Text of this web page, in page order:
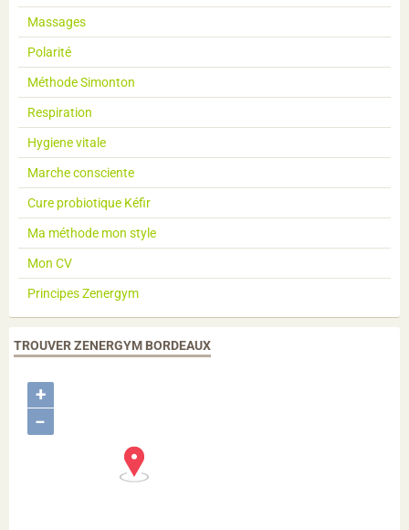
Massages
Polarité
Méthode Simonton
Respiration
Hygiene vitale
Marche consciente
Cure probiotique Kéfir
Ma méthode mon style
Mon CV
Principes Zenergym
TROUVER ZENERGYM BORDEAUX
+
−